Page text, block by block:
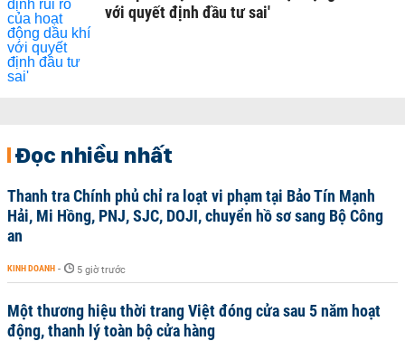
với quyết định đầu tư sai'
Đọc nhiều nhất
Thanh tra Chính phủ chỉ ra loạt vi phạm tại Bảo Tín Mạnh
Hải, Mi Hồng, PNJ, SJC, DOJI, chuyển hồ sơ sang Bộ Công
an
KINH DOANH - 5 giờ trước
Một thương hiệu thời trang Việt đóng cửa sau 5 năm hoạt
động, thanh lý toàn bộ cửa hàng